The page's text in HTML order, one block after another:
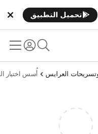
تحميل التطبيق
العرايس أُسس اختيار